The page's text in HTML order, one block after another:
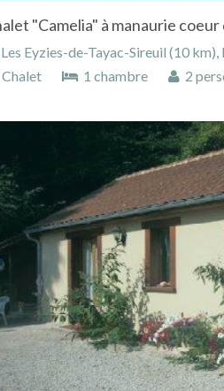
Les Eyzies-de-Tayac-Sireuil (10 km),
Chalet
1 chambre 2